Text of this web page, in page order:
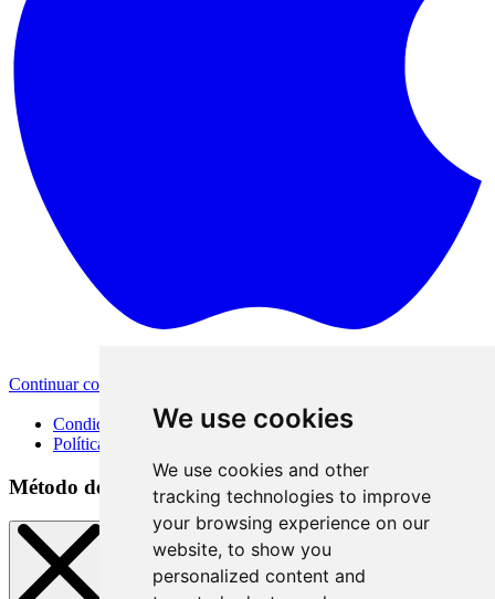
We use cookies
We use cookies and other
tracking technologies to improve
your browsing experience on our
website, to show you
personalized content and
Continuar con Apple
Condiciones de uso
Política de privacidad
Método de inicio de sesión